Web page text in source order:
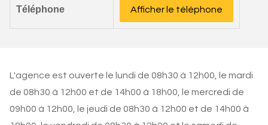
Téléphone Afficher le téléphone
L'agence est ouverte le lundi de 08h30 à 12h00, le mardi
de 08h30 à 12h00 et de 14h00 à 18h00, le mercredi de
09h00 à 12h00, le jeudi de 08h30 à 12h00 et de 14h00 à